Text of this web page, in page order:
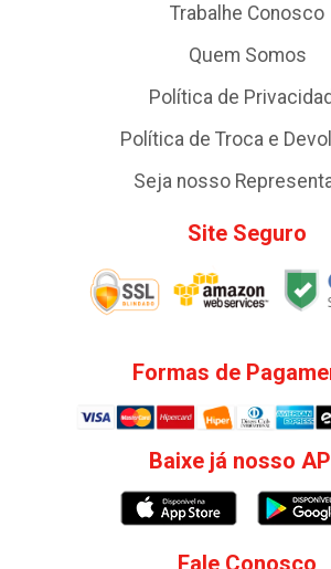
Trabalhe Conosco
Quem Somos
Política de
Política de Troca e
Seja nosso
Site Seguro
Formas de
Baixe já nosso